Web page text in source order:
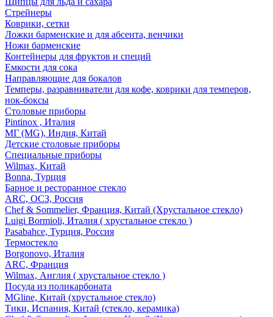
Стрейнеры
Коврики, сетки
Ложки барменские и для абсента, венчики
Ножи барменские
Контейнеры для фруктов и специй
Емкости для сока
Направляющие для бокалов
Темперы, разравниватели для кофе, коврики для темперов,
нок-боксы
Столовые приборы
Pintinox , Италия
МГ (MG), Индия, Китай
Детские столовые приборы
Специальные приборы
Wilmax, Китай
Bonna, Турция
Барное и ресторанное стекло
ARC, ОСЗ, Россия
Chef & Sommelier, Франция, Китай (Хрустальное стекло)
Luigi Bormioli, Италия ( хрустальное стекло )
Pasabahce, Турция, Россия
Термостекло
Borgonovo, Италия
ARC, Франция
Wilmax, Англия ( хрустальное стекло )
Посуда из поликарбоната
MGline, Китай (хрустальное стекло)
Тики, Испания, Китай (стекло, керамика)